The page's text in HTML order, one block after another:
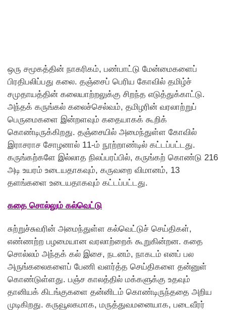
ஒரு சமூகத்தின் நாகரிகம், பண்பாட்டு மேன்மைகளைப்
பிரதிபலிப்பது கலை. தஞ்சைப் பெரிய கோவில் தமிழ்ச்
சமுதாயத்தின் கலையாற்றலுக்கு சிறந்த எடுத்துக்காட்டு.
அந்தக் கருங்கல் கலைச்செல்வம், தமிழரின் வரலாற்றுப்
பெருமைகளை இன்றளவும் கதையாகக் கூறிக்
கொண்டிருக்கிறது. தஞ்சையில் அமைந்துள்ள கோவில்
இராசராச சோழனால் 11-ம் நூற்றாண்டில் கட்டப்பட்டது.
கருங்கற்களே இல்லாத நிலப்பரப்பில், கருங்கற் கொண்டு 216
அடி உயரம் உடையதாகவும், கருவறை விமானம், 13
தளங்களை உடையதாகவும் கட்டப்பட்டது.
கதை சொல்லும் கல்வெட்டு
சுற்றுச்சுவரின் அமைந்துள்ள கல்வெட்டுச் செய்திகள்,
எண்ணற்ற பழமையான வரலாற்றைக் கூறுகின்றன. கதை
சொல்லம் அந்தக் கல் இசை, நடனம், நாகடம் எனப் பல
அருங்கலைகளைப் பேணி வளர்த்த செய்திகளை தன்னுள்
கொண்டுள்ளது. பஞ்ச காலத்தில் மக்களுக்கு உதவும்
தானியக் கிடங்குகளை தன்னிடம் கொண்டிருந்ததை அறிய
முடிகிறது. கருவூலகமாக, மருத்துவமனையாக, படைவீரர்